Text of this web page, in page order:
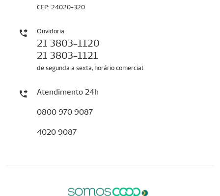
CEP: 24020-320
Ouvidoria
21 3803-1120
21 3803-1121
de segunda a sexta, horário comercial
Atendimento 24h
0800 970 9087
4020 9087